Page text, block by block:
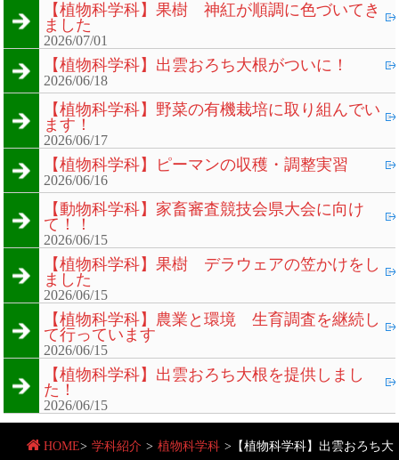
【植物科学科】果樹 神紅が順調に色づいてき
ました
2026/07/01
【植物科学科】出雲おろち大根がついに！
2026/06/18
【植物科学科】野菜の有機栽培に取り組んでい
ます！
2026/06/17
【植物科学科】ピーマンの収穫・調整実習
2026/06/16
【動物科学科】家畜審査競技会県大会に向け
て！！
2026/06/15
【植物科学科】果樹 デラウェアの笠かけをし
ました
2026/06/15
【植物科学科】農業と環境 生育調査を継続し
て行っています
2026/06/15
【植物科学科】出雲おろち大根を提供しまし
た！
2026/06/15
HOME> 学科紹介 > 植物科学科 > 【植物科学科】出雲おろち大